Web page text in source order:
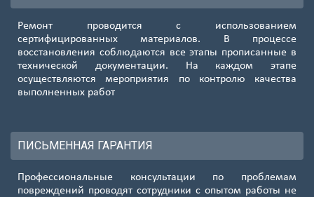
8 (985) 138-00-82
Подробнее...
Перово
8 (985) 138-00-82
Подробнее...
8 (985) 138-00-82
Подробнее...
Домодед.
8 (985) 138-00-82
Ремонт проводится с использованием
сертифицированных материалов. В процессе
восстановления соблюдаются все этапы прописанные в
технической документации. На каждом этапе
осуществляются мероприятия по контролю качества
выполненных работ
ПИСЬМЕННАЯ ГАРАНТИЯ
Профессиональные консультации по проблемам
повреждений проводят сотрудники с опытом работы не